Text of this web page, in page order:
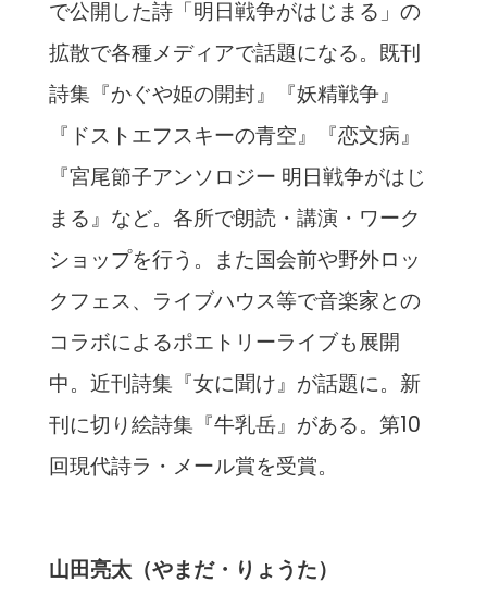
で公開した詩「明日戦争がはじまる」の
拡散で各種メディアで話題になる。既刊
詩集『かぐや姫の開封』『妖精戦争』
『ドストエフスキーの青空』『恋文病』
『宮尾節子アンソロジー 明日戦争がはじ
まる』など。各所で朗読・講演・ワーク
ショップを行う。また国会前や野外ロッ
クフェス、ライブハウス等で音楽家との
コラボによるポエトリーライブも展開
中。近刊詩集『女に聞け』が話題に。新
刊に切り絵詩集『牛乳岳』がある。第10
回現代詩ラ・メール賞を受賞。
山田亮太（やまだ・りょうた）